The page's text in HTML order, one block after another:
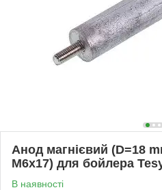
Анод магнієвий (D=18
M6x17) для бойлера
В наявності